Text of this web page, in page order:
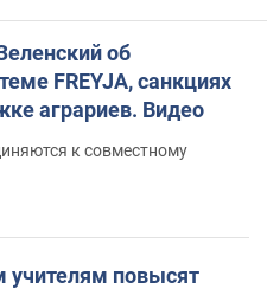
об
FREYJA, санкциях
аграриев. Видео
к совместному
учителям повысят